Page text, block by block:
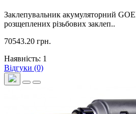
Заклепувальник акумуляторний
розщеплених різьбових заклеп..
70543.20 грн.
Наявність: 1
Відгуки (0)